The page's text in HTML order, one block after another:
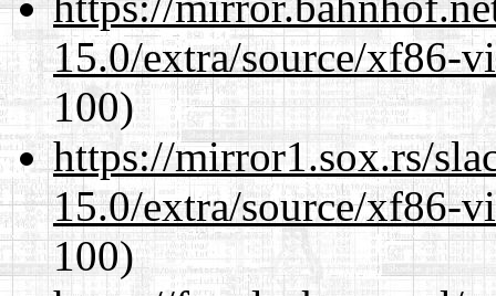
15.0/extra/source/xf86-
100)
https://mirror1.sox.rs/
15.0/extra/source/xf86-
100)